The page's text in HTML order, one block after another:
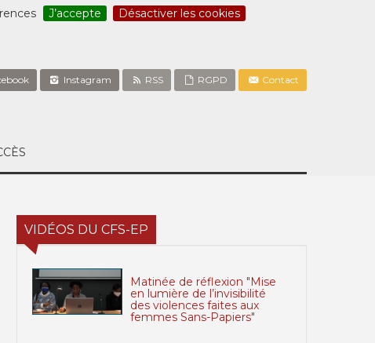
J’accepte Désactiver les cookies
Instagram RSS RGPD Contact
VIDÉOS DU CFS-EP
Matinée de réflexion "Mise
en lumière de l’invisibilité
des violences faites aux
femmes Sans-Papiers"